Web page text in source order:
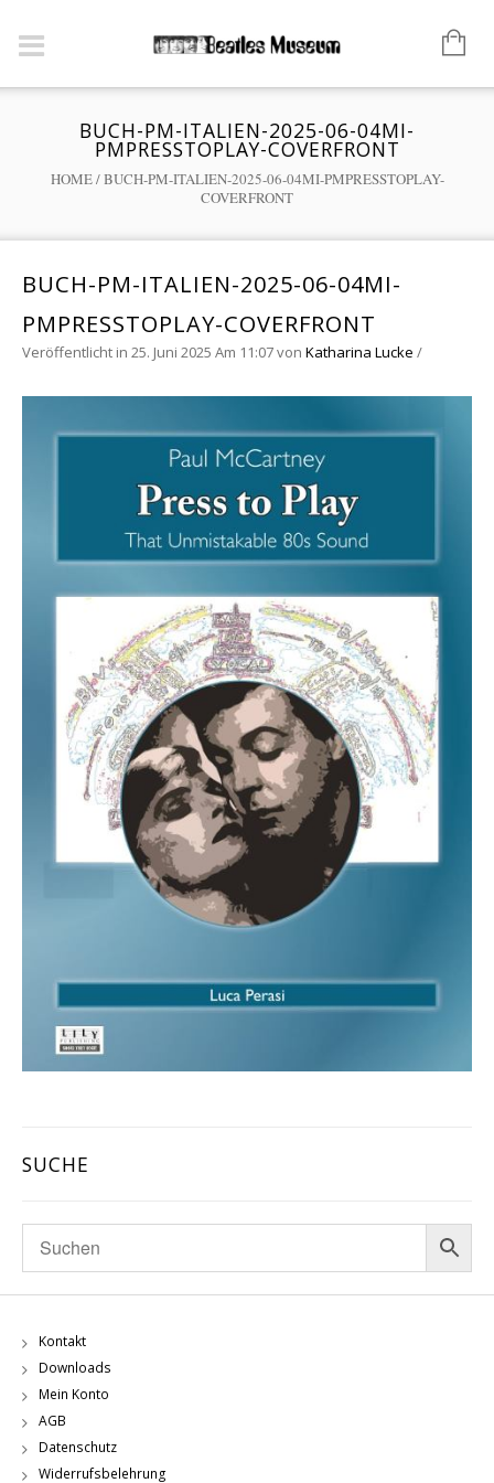
BUCH-PM-ITALIEN-2025-06-04MI-
PMPRESSTOPLAY-COVERFRONT
HOME/BUCH-PM-ITALIEN-2025-06-04MI-PMPRESSTOPLAY-
COVERFRONT
BUCH-PM-ITALIEN-2025-06-04MI-
PMPRESSTOPLAY-COVERFRONT
Veröffentlicht in 25. Juni 2025 Am 11:07von Katharina Lucke /
SUCHE
Kontakt
Downloads
Mein Konto
AGB
Datenschutz
Widerrufsbelehrung